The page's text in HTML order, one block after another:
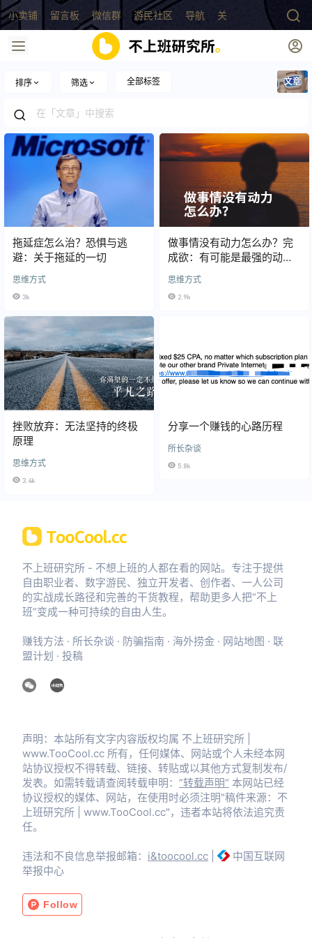
小卖铺 留言板 微信群 游民社区 导航 关于
排序 筛选 全部标签 文章
拖延症怎么治？恐惧与逃
避：关于拖延的一切
思维方式
3k
做事情没有动力怎么办？完
成欲：有可能是最强的动力
系统
思维方式
2.9k
挫败放弃：无法坚持的终极
原理
思维方式
3.4k
分享一个赚钱的心路历程
所长杂谈
5.8k
不上班研究所 - 不想上班的人都在看的网站。专注于提供
自由职业者、数字游民、独立开发者、创作者、一人公司
的实战成长路径和完善的干货教程，帮助更多人把“不上
班”变成一种可持续的自由人生。
赚钱方法 · 所长杂谈 · 防骗指南 · 海外捞金 · 网站地图 · 联
盟计划 · 投稿
声明：本站所有文字内容版权均属 不上班研究所 |
www.TooCool.cc 所有，任何媒体、网站或个人未经本网
站协议授权不得转载、链接、转贴或以其他方式复制发布/
发表。如需转载请查阅转载申明： ”转载声明“ 本网站已经
协议授权的媒体、网站，在使用时必须注明"稿件来源：不
上班研究所 | www.TooCool.cc"，违者本站将依法追究责
任。
违法和不良信息举报邮箱： i&toocool.cc
中国互联网
举报中心